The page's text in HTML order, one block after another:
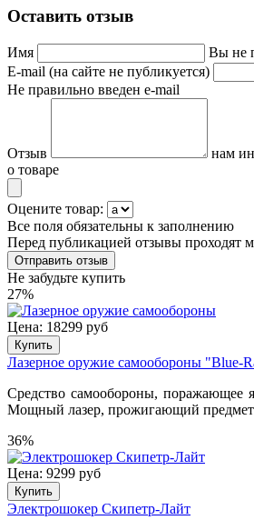
Оставить отзыв
Имя
Вы не
E-mail (на сайте не публикуется)
Не правильно введен e-mail
Отзыв
нам
о товаре
Оцените товар:
Все поля обязательны к заполнению
Перед публикацией отзывы проходят
Не забудьте купить
27%
Цена: 18299 руб
Купить
Лазерное оружие самообороны "Blue-
Средство самообороны, поражающее
Мощный лазер, прожигающий
36%
Цена: 9299 руб
Купить
Электрошокер Скипетр-Лайт